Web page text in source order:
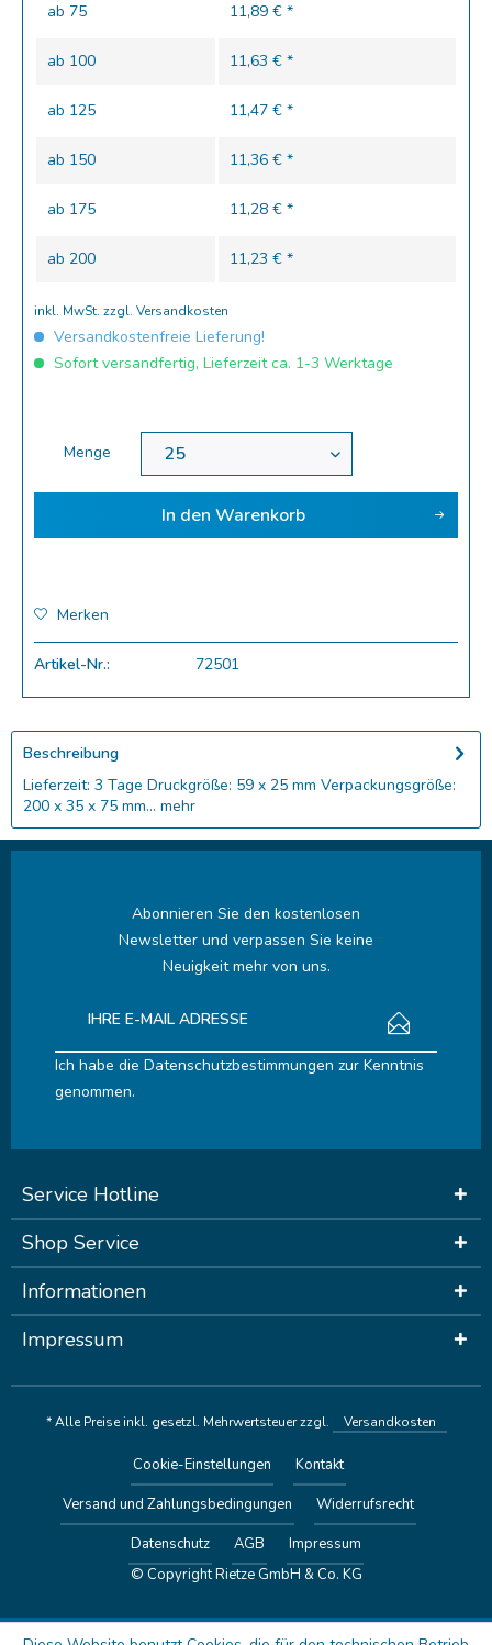
ab 75 11,89 € *
ab 100 11,63 € *
ab 125 11,47 € *
ab 150 11,36 € *
ab 175 11,28 € *
ab 200 11,23 € *
inkl. MwSt. zzgl. Versandkosten
Versandkostenfreie Lieferung!
Sofort versandfertig, Lieferzeit ca. 1-3 Werktage
Menge
In den Warenkorb
Merken
Artikel-Nr.: 72501
Beschreibung
Lieferzeit: 3 Tage Druckgröße: 59 x 25 mm Verpackungsgröße:
200 x 35 x 75 mm... mehr
Abonnieren Sie den kostenlosen
Newsletter und verpassen Sie keine
Neuigkeit mehr von uns.
Ich habe die Datenschutzbestimmungen zur Kenntnis
genommen.
Service Hotline
Shop Service
Informationen
Impressum
* Alle Preise inkl. gesetzl. Mehrwertsteuer zzgl. Versandkosten
Cookie-Einstellungen
Kontakt
Versand und Zahlungsbedingungen
Widerrufsrecht
Datenschutz
AGB
Impressum
© Copyright Rietze GmbH & Co. KG